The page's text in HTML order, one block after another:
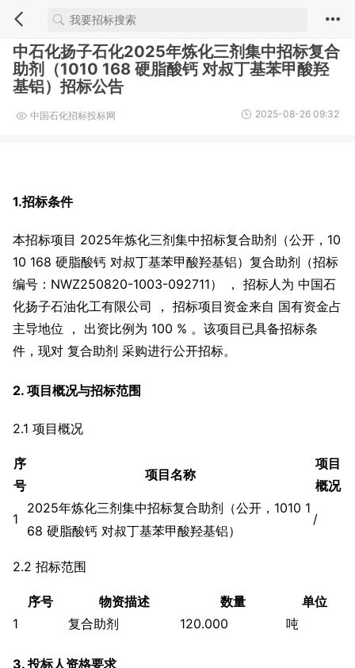
中石化扬子石化2025年炼化三剂集中招标复合
助剂（1010 168 硬脂酸钙 对叔丁基苯甲酸羟
基铝）招标公告
中国石化招标投标网 2025-08-26 09:32
1.招标条件
本招标项目 2025年炼化三剂集中招标复合助剂（公开，10
10 168 硬脂酸钙 对叔丁基苯甲酸羟基铝）复合助剂（招标
编号：NWZ250820-1003-092711） ， 招标人为 中国石
化扬子石油化工有限公司 ， 招标项目资金来自 国有资金占
主导地位 ， 出资比例为 100 % 。该项目已具备招标条
件，现对 复合助剂 采购进行公开招标。
2. 项目概况与招标范围
2.1 项目概况
序
号
项目名称
项目
概况
1
2025年炼化三剂集中招标复合助剂（公开，1010 1
68 硬脂酸钙 对叔丁基苯甲酸羟基铝）
/
2.2 招标范围
序号 物资描述 数量
单位
1
复合助剂 120.000 吨
3. 投标人资格要求